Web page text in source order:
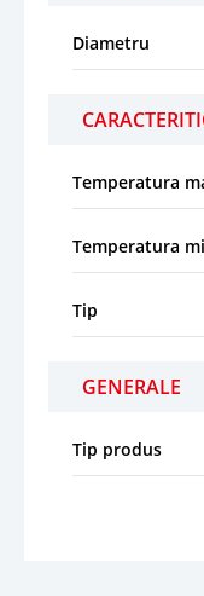
Diametru
Temperatura
Temperatura
Tip
GENERALE
Tip produs